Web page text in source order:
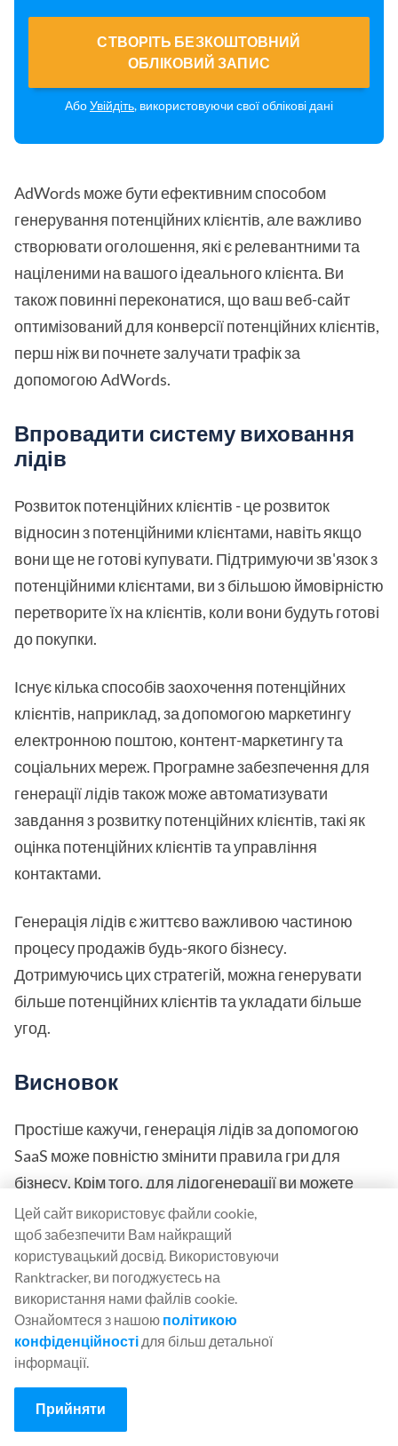
СТВОРІТЬ БЕЗКОШТОВНИЙ
ОБЛІКОВИЙ ЗАПИС
АбоУвійдіть, використовуючи свої облікові дані
AdWords може бути ефективним способом
генерування потенційних клієнтів, але важливо
створювати оголошення, які є релевантними та
націленими на вашого ідеального клієнта. Ви
також повинні переконатися, що ваш веб-сайт
оптимізований для конверсії потенційних клієнтів,
перш ніж ви почнете залучати трафік за
допомогою AdWords.
Впровадити систему виховання
лідів
Розвиток потенційних клієнтів - це розвиток
відносин з потенційними клієнтами, навіть якщо
вони ще не готові купувати. Підтримуючи зв'язок з
потенційними клієнтами, ви з більшою ймовірністю
перетворите їх на клієнтів, коли вони будуть готові
до покупки.
Існує кілька способів заохочення потенційних
клієнтів, наприклад, за допомогою маркетингу
електронною поштою, контент-маркетингу та
соціальних мереж. Програмне забезпечення для
генерації лідів також може автоматизувати
завдання з розвитку потенційних клієнтів, такі як
оцінка потенційних клієнтів та управління
контактами.
Генерація лідів є життєво важливою частиною
процесу продажів будь-якого бізнесу.
Дотримуючись цих стратегій, можна генерувати
більше потенційних клієнтів та укладати більше
угод.
Висновок
Простіше кажучи, генерація лідів за допомогою
SaaS може повністю змінити правила гри для
бізнесу. Крім того, для лідогенерації ви можете
використовувати будь-яку з вищезазначених
стратегій, щоб підвищити свою маркетингову
активність та генерувати більше потенційних
клієнтів.
Тепер ваша черга отримати більше якісних
потенційних клієнтів для вашого бізнесу. Тоді
спробуйте деякі з стратегій, які ви побачили тут.
Цей сайт використовує файли cookie,
щоб забезпечити Вам найкращий
користувацький досвід. Використовуючи
Ranktracker, ви погоджуєтесь на
використання нами файлів cookie.
Ознайомтеся з нашою політикою
конфіденційності для більш детальної
інформації.
Прийняти